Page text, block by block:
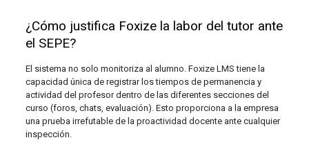
¿Cómo justifica Foxize la labor del tutor ante
el SEPE?
El sistema no solo monitoriza al alumno. Foxize LMS tiene la
capacidad única de registrar los tiempos de permanencia y
actividad del profesor dentro de las diferentes secciones del
curso (foros, chats, evaluación). Esto proporciona a la empresa
una prueba irrefutable de la proactividad docente ante cualquier
inspección.